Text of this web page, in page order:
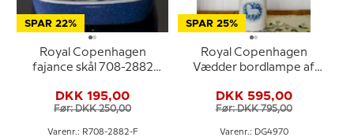
SPAR 22%
Royal Copenhagen
fajance skål 708-2882
DKK 195,00
Før: DKK 250,00
Varenr.: R708-2882-F
SPAR 25%
Royal Copenhagen
Vædder bordlampe af
DKK 595,00
Før: DKK 795,00
Varenr.: DG4970